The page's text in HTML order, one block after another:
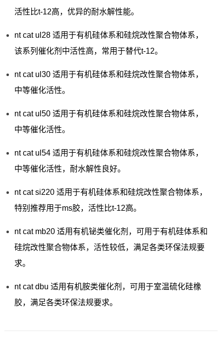
活性比t-12高，优异的耐水解性能。
nt cat ul28 适用于有机硅体系和硅烷改性聚合物体系，
该系列催化剂中活性高，常用于替代t-12。
nt cat ul30 适用于有机硅体系和硅烷改性聚合物体系，
中等催化活性。
nt cat ul50 适用于有机硅体系和硅烷改性聚合物体系，
中等催化活性。
nt cat ul54 适用于有机硅体系和硅烷改性聚合物体系，
中等催化活性，耐水解性良好。
nt cat si220 适用于有机硅体系和硅烷改性聚合物体系，
特别推荐用于ms胶，活性比t-12高。
nt cat mb20 适用有机铋类催化剂，可用于有机硅体系和
硅烷改性聚合物体系，活性较低，满足各类环保法规要
求。
nt cat dbu 适用有机胺类催化剂，可用于室温硫化硅橡
胶，满足各类环保法规要求。